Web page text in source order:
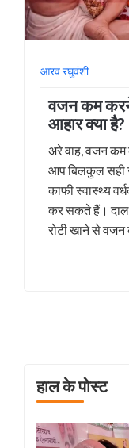
आरव रघुवंशी
वजन कम
आहार क्या है?
अरे वाह, वजन कम
आप बिलकुल सही
काफी स्वास्थ्य
कर सकते हैं। दाल,
रोटी खाने से वजन
कुछ मजेदार
यानी, अगली
हाल के पोस्ट